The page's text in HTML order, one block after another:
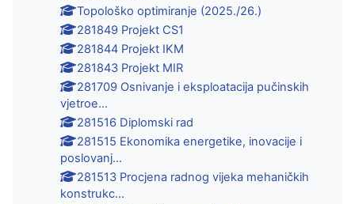
Topološko optimiranje (2025./26.)
281849 Projekt CS1
281844 Projekt IKM
281843 Projekt MIR
281709 Osnivanje i eksploatacija pučinskih
vjetroe...
281516 Diplomski rad
281515 Ekonomika energetike, inovacije i
poslovanj...
281513 Procjena radnog vijeka mehaničkih
konstrukc...